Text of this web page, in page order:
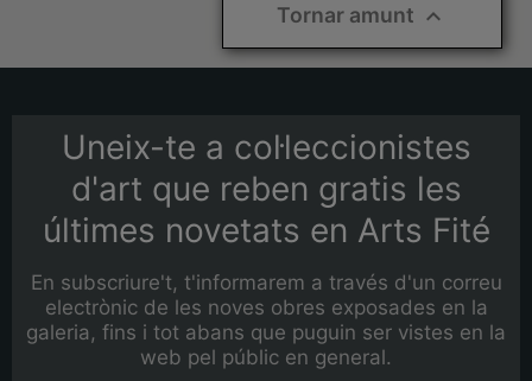
Tornar amunt 
Uneix-te a col·leccionistes
d'art que reben gratis les
últimes novetats en Arts Fité
En subscriure't, t'informarem a través d'un correu
electrònic de les noves obres exposades en la
galeria, fins i tot abans que puguin ser vistes en la
web pel públic en general.